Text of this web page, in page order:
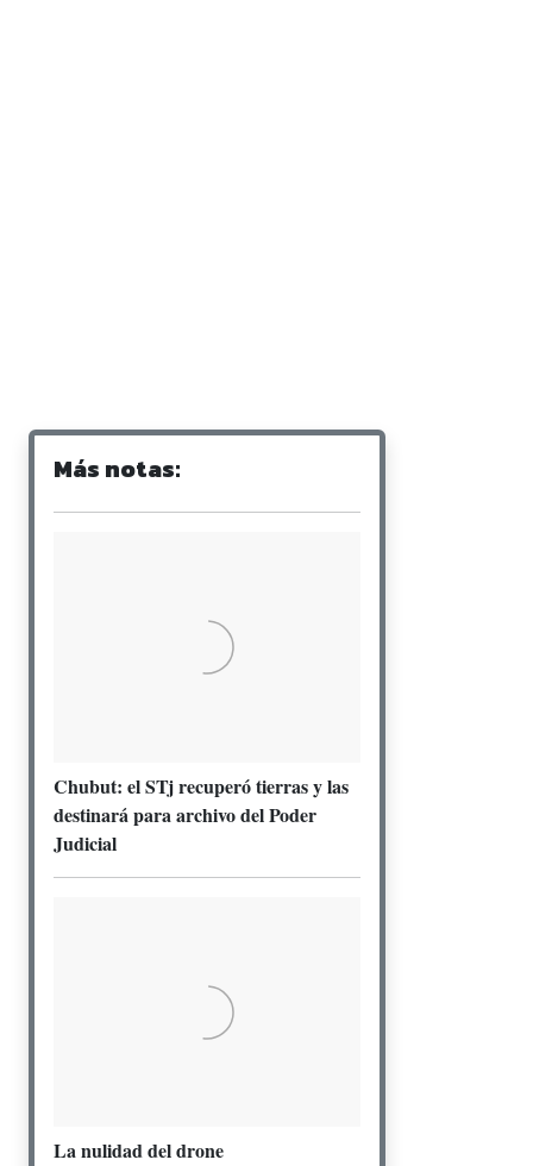
Más notas:
Chubut: el STj recuperó tierras y las
destinará para archivo del Poder
Judicial
La nulidad del drone